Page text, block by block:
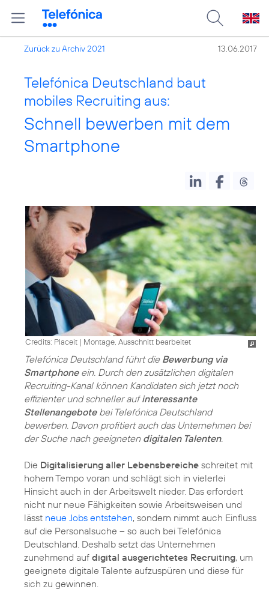
Zurück zu Archiv 2021 13.06.2017
Telefónica Deutschland baut
mobiles Recruiting aus:
Schnell bewerben mit dem
Smartphone
Credits: Placeit | Montage, Ausschnitt bearbeitet
Telefónica Deutschland führt die Bewerbung via
Smartphoneein. Durch den zusätzlichen digitalen
Recruiting-Kanal können Kandidaten sich jetzt noch
effizienter und schneller aufinteressante
Stellenangebotebei Telefónica Deutschland
bewerben. Davon profitiert auch das Unternehmen bei
der Suche nach geeigneten digitalen Talenten.
Die Digitalisierung aller Lebensbereiche schreitet mit
hohem Tempo voran und schlägt sich in vielerlei
Hinsicht auch in der Arbeitswelt nieder. Das erfordert
nicht nur neue Fähigkeiten sowie Arbeitsweisen und
lässt neue Jobs entstehen, sondern nimmt auch Einfluss
auf die Personalsuche – so auch bei Telefónica
Deutschland. Deshalb setzt das Unternehmen
zunehmend auf digital ausgerichtetes Recruiting, um
geeignete digitale Talente aufzuspüren und diese für
sich zu gewinnen.